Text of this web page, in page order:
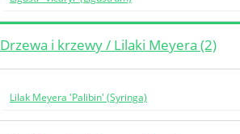
Drzewa i krzewy / Lilaki Meyera (2)
Lilak Meyera 'Palibin' (Syringa)